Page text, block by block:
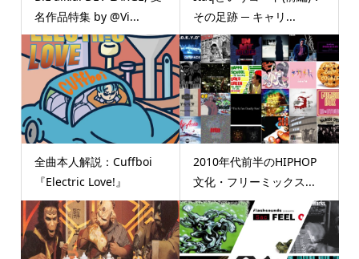
名作品特集 by @Vi...
その足跡 ─ キャリ...
全曲本人解説：Cuffboi
『Electric Love!』
2010年代前半のHIPHOP
文化・フリーミックス...